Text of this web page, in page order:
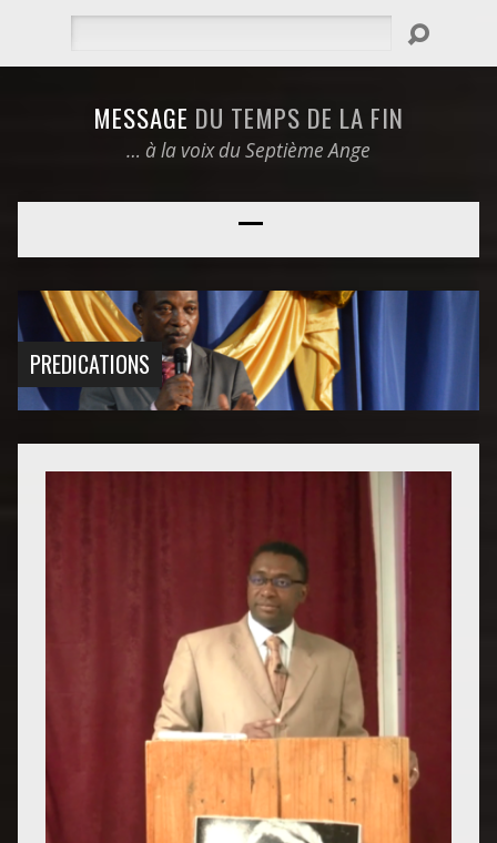
MESSAGE DU TEMPS DE LA FIN
… à la voix du Septième Ange
PREDICATIONS